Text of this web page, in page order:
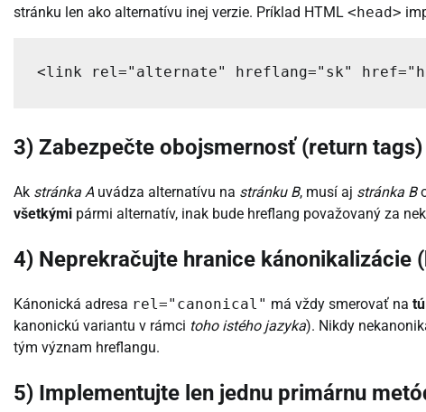
stránku len ako alternatívu inej verzie. Príklad HTML <head>
<link rel="alternate" hreflang="sk"
3) Zabezpečte obojsmernosť (return
Ak stránka Auvádza alternatívu na stránku B, musí aj stránka B
všetkými pármi alternatív, inak bude hreflang považovaný za
4) Neprekračujte hranice kánonikalizácie
Kánonická adresa rel="canonical" má vždy smerovať na
kanonickú variantu v rámci toho istého jazyka). Nikdy
tým význam hreflangu.
5) Implementujte len jednu primárnu